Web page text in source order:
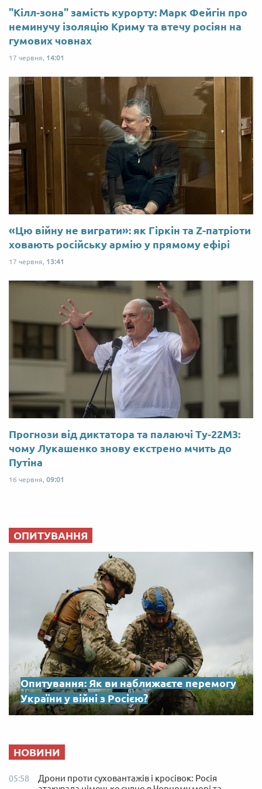
"Кілл-зона" замість курорту: Марк Фейгін про
неминучу ізоляцію Криму та втечу росіян на
гумових човнах
17 червня, 14:01
«Цю війну не виграти»: як Гіркін та Z-патріоти
ховають російську армію у прямому ефірі
17 червня, 13:41
Прогнози від диктатора та палаючі Ту-22М3:
чому Лукашенко знову екстрено мчить до
Путіна
16 червня, 09:01
ОПИТУВАННЯ
Опитування: Як ви наближаєте перемогу
України у війні з Росією?
НОВИНИ
05:58
Дрони проти суховантажів і кросівок: Росія